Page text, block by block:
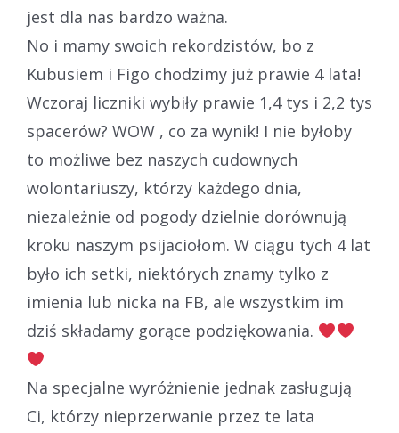
jest dla nas bardzo ważna.
No i mamy swoich rekordzistów, bo z
Kubusiem i Figo chodzimy już prawie 4 lata!
Wczoraj liczniki wybiły prawie 1,4 tys i 2,2 tys
spacerów? WOW , co za wynik! I nie byłoby
to możliwe bez naszych cudownych
wolontariuszy, którzy każdego dnia,
niezależnie od pogody dzielnie dorównują
kroku naszym psijaciołom. W ciągu tych 4 lat
było ich setki, niektórych znamy tylko z
imienia lub nicka na FB, ale wszystkim im
dziś składamy gorące podziękowania.
Na specjalne wyróżnienie jednak zasługują
Ci, którzy nieprzerwanie przez te lata